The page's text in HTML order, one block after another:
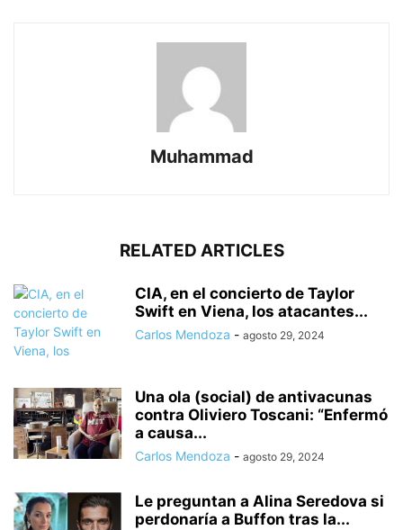
Muhammad
RELATED ARTICLES
CIA, en el concierto de Taylor
Swift en Viena, los atacantes...
Carlos Mendoza - agosto 29, 2024
Una ola (social) de antivacunas
contra Oliviero Toscani: “Enfermó
a causa...
Carlos Mendoza - agosto 29, 2024
Le preguntan a Alina Seredova si
perdonaría a Buffon tras la...